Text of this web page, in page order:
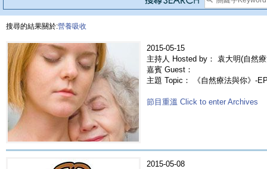
搜尋的結果關於:營養吸收
2015-05-15
主持人 Hosted by： 袁大明(自然
嘉賓 Guest：
主題 Topic： 《自然療法與你》-
節目重溫 Click to enter Archives
2015-05-08